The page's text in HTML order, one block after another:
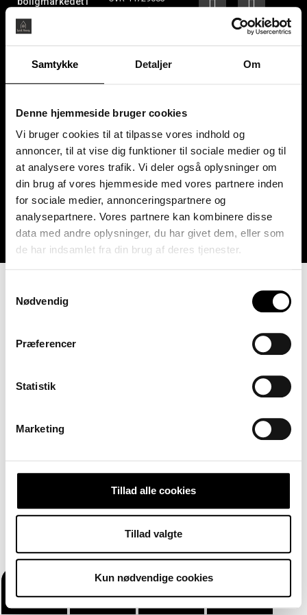
Samtykke Detaljer Om
Denne hjemmeside bruger cookies
Vi bruger cookies til at tilpasse vores indhold og
annoncer, til at vise dig funktioner til sociale medier og til
at analysere vores trafik. Vi deler også oplysninger om
din brug af vores hjemmeside med vores partnere inden
for sociale medier, annonceringspartnere og
analysepartnere. Vores partnere kan kombinere disse
data med andre oplysninger, du har givet dem, eller som
de har indsamlet fra din brug af deres tjenester.
Nødvendig
Præferencer
Statistik
Marketing
Tillad alle cookies
Tillad valgte
Kun nødvendige cookies
Køb bolig Lej bolig Sælg bolig Menu
København er vi klar
til at hjælpe dig med
at finde den
perfekte bolig. Vi
engagementet til at
sikre, at du opnår
dit ønskede resultat
– og vi sørger for,
at du føler dig tryg
gennem hele
processen.